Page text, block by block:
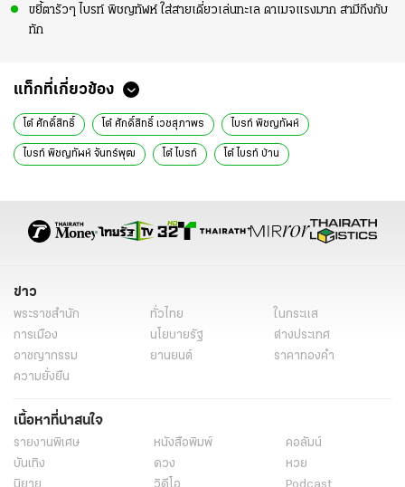
ขยี้ตารัวๆ ไบรท์ พิชญทัฬห์ ใส่สายเดี่ยวเล่นทะเล ดาเมจแรงมาก สามีถึงกับ
ทัก
แท็กที่เกี่ยวข้อง
โต๋ ศักดิ์สิทธิ์ โต๋ ศักดิ์สิทธิ์ เวชสุภาพร ไบรท์ พิชญทัฬห์
ไบรท์ พิชญทัฬห์ จันทร์พุฒ โต๋ ไบรท์ โต๋ ไบรท์ บ้าน
ข่าว
พระราชสำนัก ทั่วไทย
ในกระแส
การเมือง
นโยบายรัฐ
ต่างประเทศ
อาชญากรรม
ยานยนต์
ราคาทองคำ
ความยั่งยืน
เนื้อหาที่น่าสนใจ
รายงานพิเศษ หนังสือพิมพ์
คอลัมน์
บันเทิง
ดวง
หวย